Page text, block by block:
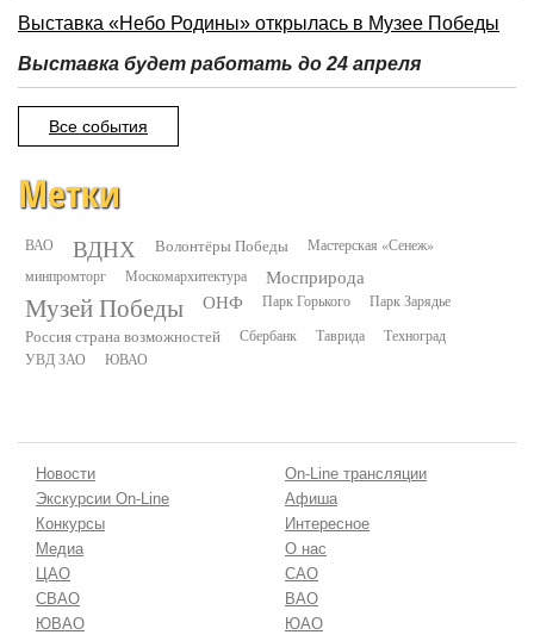
Выставка «Небо Родины» открылась в Музее Победы
Выставка будет работать до 24 апреля
Все события
Метки
ВАО ВДНХ Волонтёры Победы
Мастерская «Сенеж»
минпромторг
Москомархитектура Мосприрода
Музей Победы ОНФ Парк Горького Парк Зарядье
Россия страна возможностей Сбербанк Таврида
Техноград
УВД ЗАО
ЮВАО
Новости
On-Line трансляции
Экскурсии On-Line
Афиша
Конкурсы
Интересное
Медиа
О нас
ЦАО
САО
СВАО
ВАО
ЮВАО
ЮАО